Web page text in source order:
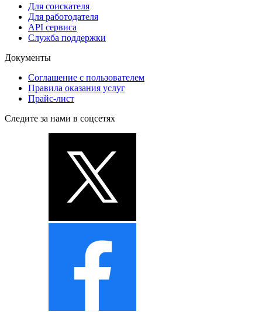
Для соискателя
Для работодателя
API сервиса
Служба поддержки
Документы
Соглашение с пользователем
Правила оказания услуг
Прайс-лист
Следите за нами в соцсетях